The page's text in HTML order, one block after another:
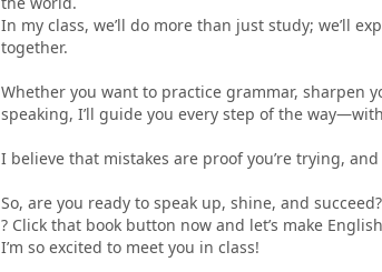
スピーキング
テスト対策
スピーキング
テスト対策
話
スピーキング
テスト対策
TOEIC®L&R
TEST 600点
式)
TEST
式)
In my class, we’ll do more than just study; we’ll
together.
Whether you want to practice grammar, sharpen
speaking, I’ll guide you every step of the
I believe that mistakes are proof you’re trying,
So, are you ready to speak up, shine, and succeed?
? Click that book button now and let’s make
I’m so excited to meet you in class!